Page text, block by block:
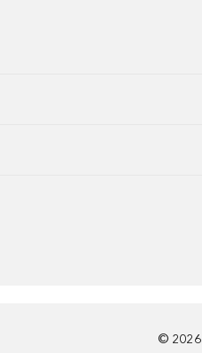
© 2026